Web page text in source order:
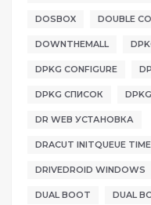
DOSBOX DOUBLE
DOWNTHEMALL
DPKG CONFIGURE
DPKG СПИСОК
DR WEB УСТАНОВКА
DRACUT INITQUEUE
DRIVEDROID WINDOWS
DUAL BOOT DUAL